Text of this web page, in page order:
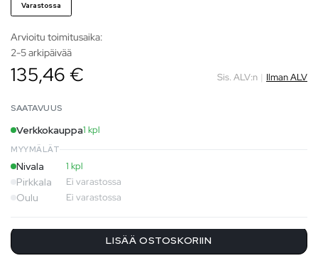
Varastossa
Arvioitu toimitusaika:
2-5 arkipäivää
135,46 € Sis. ALV:n | Ilman ALV
SAATAVUUS
Verkkokauppa1 kpl
MYYMÄLÄT
Nivala 1 kpl
Pirkkala Ei varastossa
Oulu Ei varastossa
LISÄÄ OSTOSKORIIN